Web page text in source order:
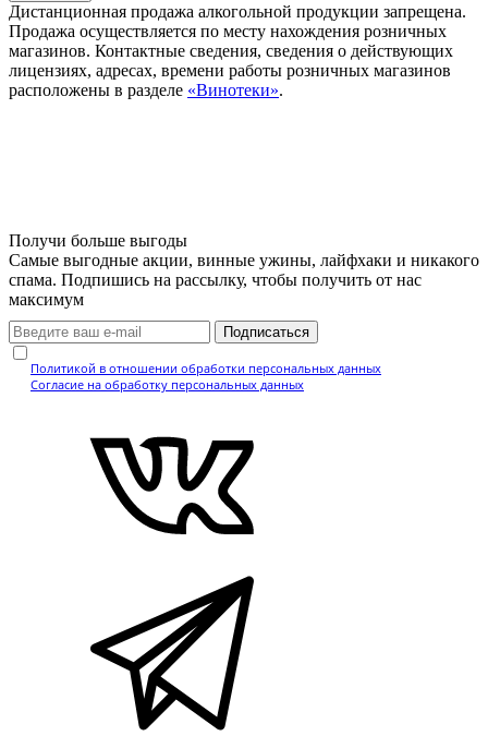
Дистанционная продажа алкогольной продукции запрещена.
Продажа осуществляется по месту нахождения розничных
магазинов. Контактные сведения, сведения о действующих
лицензиях, адресах, времени работы розничных магазинов
расположены в разделе «Винотеки».
Получи больше выгоды
Самые выгодные акции, винные ужины, лайфхаки и никакого
спама. Подпишись на рассылку, чтобы получить от нас
максимум
Подписаться
Политикой в отношении обработки персональных данных
Согласие на обработку персональных данных